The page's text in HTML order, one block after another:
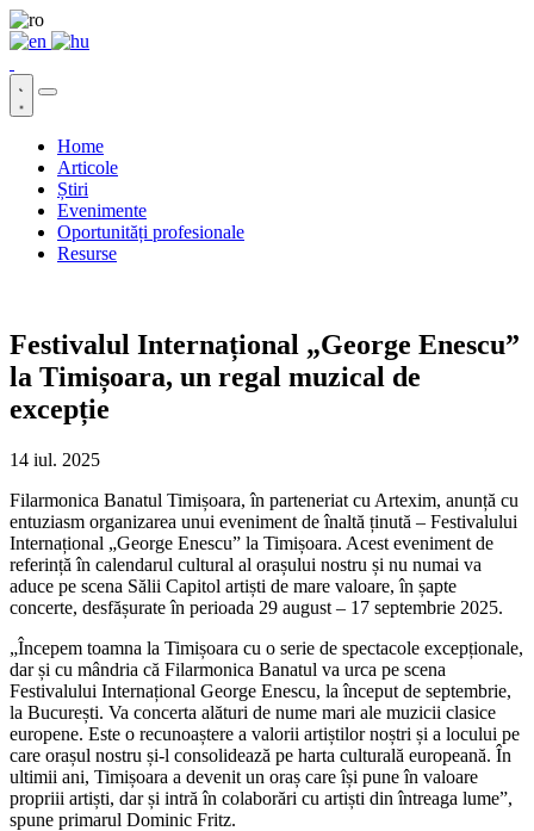
Home
Articole
Știri
Evenimente
Oportunități profesionale
Resurse
Festivalul Internațional „George Enescu”
la Timișoara, un regal muzical de
excepție
14 iul. 2025
Filarmonica Banatul Timișoara, în parteneriat cu Artexim, anunță cu
entuziasm organizarea unui eveniment de înaltă ținută – Festivalului
Internațional „George Enescu” la Timișoara. Acest eveniment de
referință în calendarul cultural al orașului nostru și nu numai va
aduce pe scena Sălii Capitol artiști de mare valoare, în șapte
concerte, desfășurate în perioada 29 august – 17 septembrie 2025.
„Începem toamna la Timișoara cu o serie de spectacole excepționale,
dar și cu mândria că Filarmonica Banatul va urca pe scena
Festivalului Internațional George Enescu, la început de septembrie,
la București. Va concerta alături de nume mari ale muzicii clasice
europene. Este o recunoaștere a valorii artiștilor noștri și a locului pe
care orașul nostru și-l consolidează pe harta culturală europeană. În
ultimii ani, Timișoara a devenit un oraș care își pune în valoare
propriii artiști, dar și intră în colaborări cu artiști din întreaga lume”,
spune primarul Dominic Fritz.